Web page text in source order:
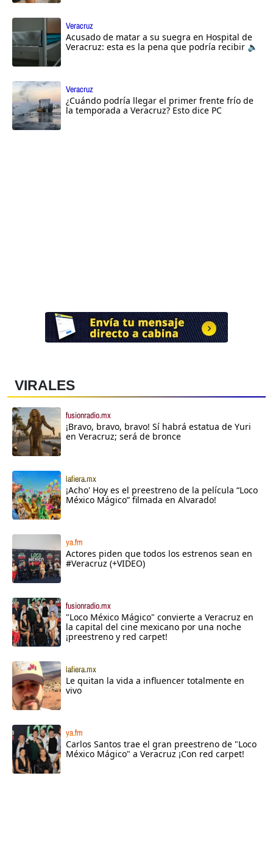
Veracruz
Acusado de matar a su suegra en Hospital de
Veracruz: esta es la pena que podría recibir 🔈
Veracruz
¿Cuándo podría llegar el primer frente frío de
la temporada a Veracruz? Esto dice PC
VIRALES
fusionradio.mx
¡Bravo, bravo, bravo! Sí habrá estatua de Yuri
en Veracruz; será de bronce
lafiera.mx
¡Acho' Hoy es el preestreno de la película “Loco
México Mágico” filmada en Alvarado!
ya.fm
Actores piden que todos los estrenos sean en
#Veracruz (+VIDEO)
fusionradio.mx
"Loco México Mágico" convierte a Veracruz en
la capital del cine mexicano por una noche
¡preestreno y red carpet!
lafiera.mx
Le quitan la vida a influencer totalmente en
vivo
ya.fm
Carlos Santos trae el gran preestreno de "Loco
México Mágico" a Veracruz ¡Con red carpet!